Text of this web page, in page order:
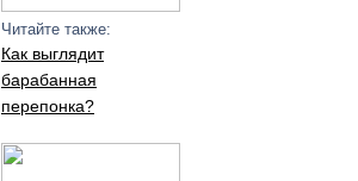
Читайте также:
Как выглядит
барабанная
перепонка?